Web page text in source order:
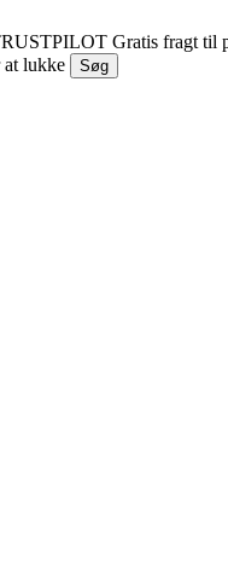
Gratis fragt til
at lukke
Søg